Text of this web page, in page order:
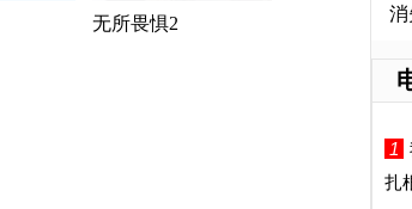
无所畏惧2 消
1
扎